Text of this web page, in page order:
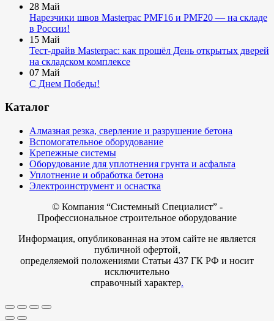
28 Май
Нарезчики швов Masterpac PMF16 и PMF20 — на складе
в России!
15 Май
Тест-драйв Masterpac: как прошёл День открытых дверей
на складском комплексе
07 Май
С Днем Победы!
Каталог
Алмазная резка, сверление и разрушение бетона
Вспомогательное оборудование
Крепежные системы
Оборудование для уплотнения грунта и асфальта
Уплотнение и обработка бетона
Электроинструмент и оснастка
© Компания “Системный Специалист” -
Профессиональное строительное оборудование
Информация, опубликованная на этом сайте не является
публичной офертой,
определяемой положениями Статьи 437 ГК РФ и носит
исключительно
справочный характер.